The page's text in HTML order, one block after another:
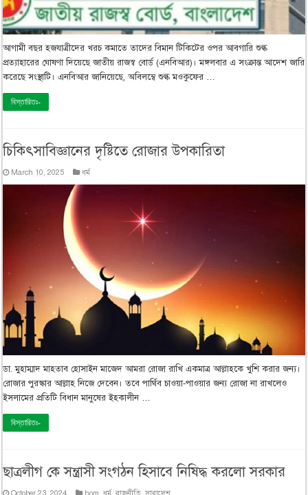
আগামী বছর হজযাত্রীদের খরচ কমাতে তাদের বিমান টিকিটের ওপর আবগারি শুল্ক
প্রত্যাহারের ঘোষণা দিয়েছে জাতীয় রাজস্ব বোর্ড (এনবিআর)। মঙ্গলবার এ সংক্রান্ত আদেশ জারি
করেছে সংস্থাটি। এনবিআর জানিয়েছে, অবিলম্বে শুল্ক মওকুফের …
বিস্তারিতঃ-
চিকিৎসাবিজ্ঞানের দৃষ্টিতে রোজার উপকারিতা
March 10, 2025 ধর্ম
ডা. মুহাম্মাদ মাহতাব হোসাইন মাজেদ আমরা রোজা রাখি একমাত্র আল্লাহকে খুশি করার জন্য।
রোজার পুরস্কার আল্লাহ নিজে দেবেন। তবে পার্থিব চাওয়া-পাওয়ার জন্য রোজা না রাখলেও
ইসলামের প্রতিটি বিধান মানুষের ইহকালীন …
বিস্তারিতঃ-
ছাত্রলীগ কে সন্ত্রাসী সংগঠন হিসাবে নিষিদ্ধ করলো সরকার
October 23, 2024 hom ,ধর্ম,রাজনীতি ,সারাদেশ